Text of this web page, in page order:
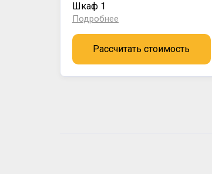
Шкаф 1
Подробнее
Рассчитать стоимость